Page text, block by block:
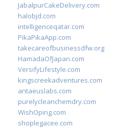
JabalpurCakeDelivery.com
halobjd.com
intelligenceqatar.com
PikaPikaApp.com
takecareofbusinessdfw.org
HamadaOfJapan.com
VersifyLifestyle.com
kingscreekadventures.com
antaeuslabs.com
purelycleanchemdry.com
WishOping.com
shoplegacee.com